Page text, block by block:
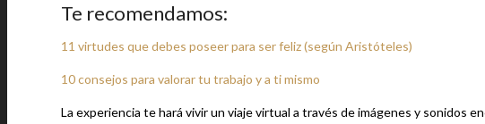
Te recomendamos:
11 virtudes que debes poseer para ser feliz (según Aristóteles)
10 consejos para valorar tu trabajo y a ti mismo
La experiencia te hará vivir un viaje virtual a través de imágenes y sonidos